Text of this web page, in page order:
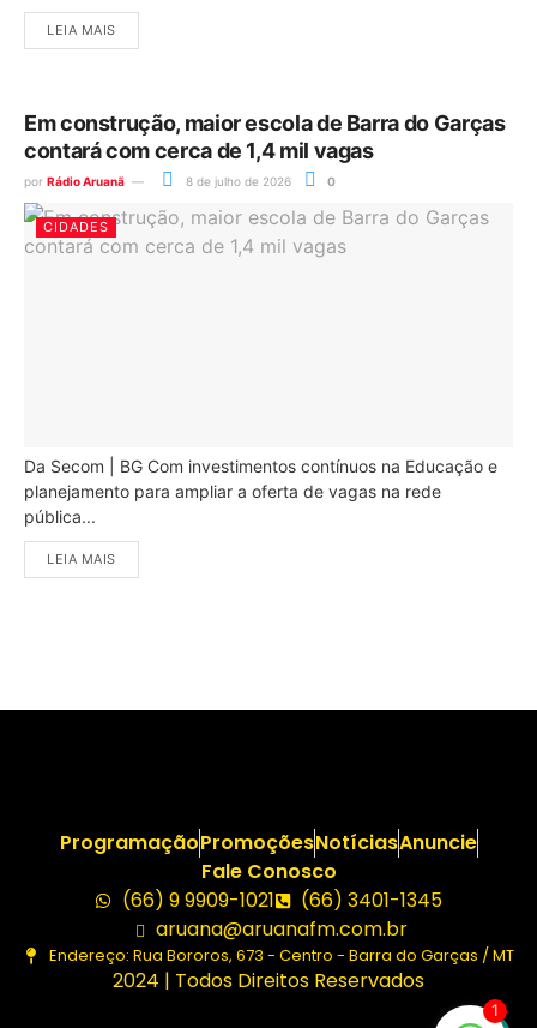
LEIA MAIS
Em construção, maior escola de Barra do Garças
contará com cerca de 1,4 mil vagas
por Rádio Aruanã 8 de julho de 2026 0
CIDADES
Da Secom | BG Com investimentos contínuos na Educação e
planejamento para ampliar a oferta de vagas na rede
pública...
LEIA MAIS
ProgramaçãoPromoçõesNotíciasAnuncie
Fale Conosco
(66) 9 9909-1021
(66) 3401-1345
aruana@aruanafm.com.br
Endereço: Rua Bororos, 673 - Centro - Barra do Garças / MT
2024 | Todos Direitos Reservados
1